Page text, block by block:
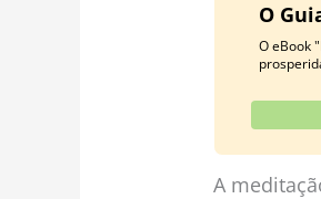
O
O eBook
A